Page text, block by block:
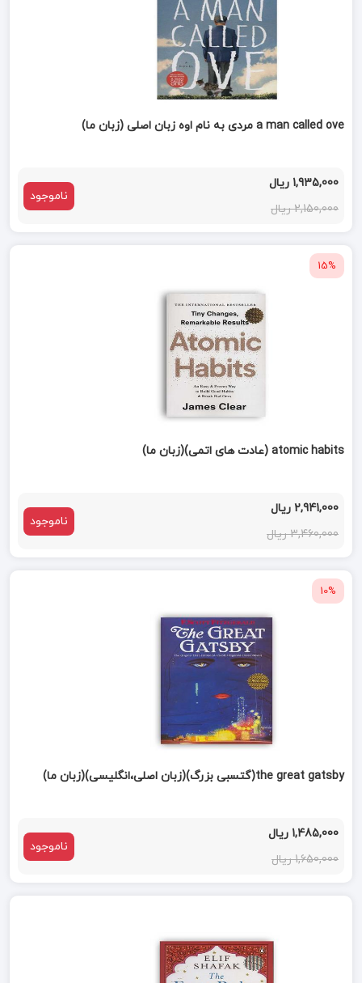
a man called ove مردی به نام اوه زبان اصلی (زبان ما)
1,935,000 ریال
2,150,000 ریال
ناموجود
15%
atomic habits (عادت های اتمی)(زبان ما)
2,941,000 ریال
3,460,000 ریال
ناموجود
10%
the great gatsby(گتسبی بزرگ)(زبان اصلی،انگلیسی)(زبان ما)
1,485,000 ریال
1,650,000 ریال
ناموجود